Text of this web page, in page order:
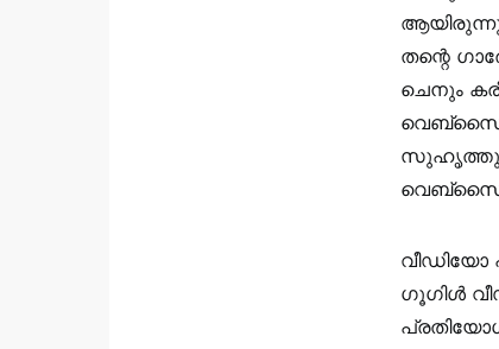
തന്റെ
ചെനും
വീഡിയോ
ഗൂഗിൾ